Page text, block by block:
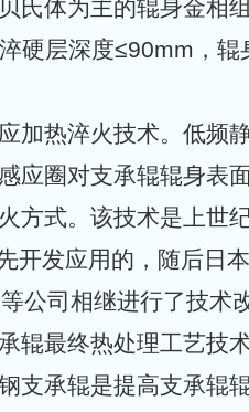
氏体为主的辊身金相
硬层深度≤90mm，辊
热淬火技术。低频
应圈对支承辊辊身表
方式。该技术是上世
开发应用的，随后日
公司相继进行了技术
辊最终热处理工艺技
支承辊是提高支承辊